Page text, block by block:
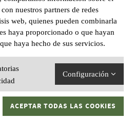
nuestros partners de redes
web, quienes pueden combinarla
haya proporcionado o que hayan
haya hecho de sus servicios.
Configuración
ACEPTAR TODAS LAS COOKIES
¿Necesitas ayuda?
872 220 055